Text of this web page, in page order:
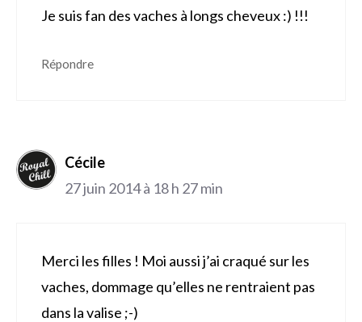
Je suis fan des vaches à longs cheveux :) !!!
Répondre
Cécile
27 juin 2014 à 18 h 27 min
Merci les filles ! Moi aussi j’ai craqué sur les
vaches, dommage qu’elles ne rentraient pas
dans la valise ;-)